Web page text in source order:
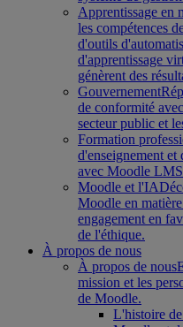
Apprentissage en
les compétences
d'outils
d'apprentissage
génèrent des
Gouvernement
de conformité
secteur public et
Formation
d'enseignement
avec Moodle
Moodle et l'IA
Moodle en
engagement en
de l'éthique.
À propos de nous
À propos de nous
mission et les
de Moodle.
L'histoire